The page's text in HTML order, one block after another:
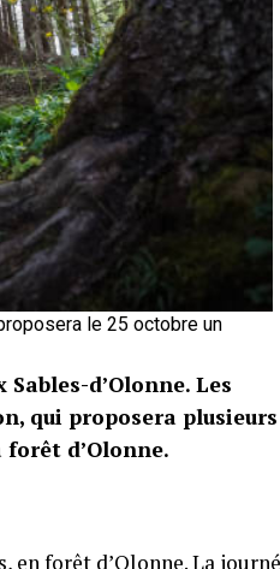
le 25 octobre un
d’Olonne. Les
qui proposera plusieurs
d’Olonne.
en forêt d’Olonne. La